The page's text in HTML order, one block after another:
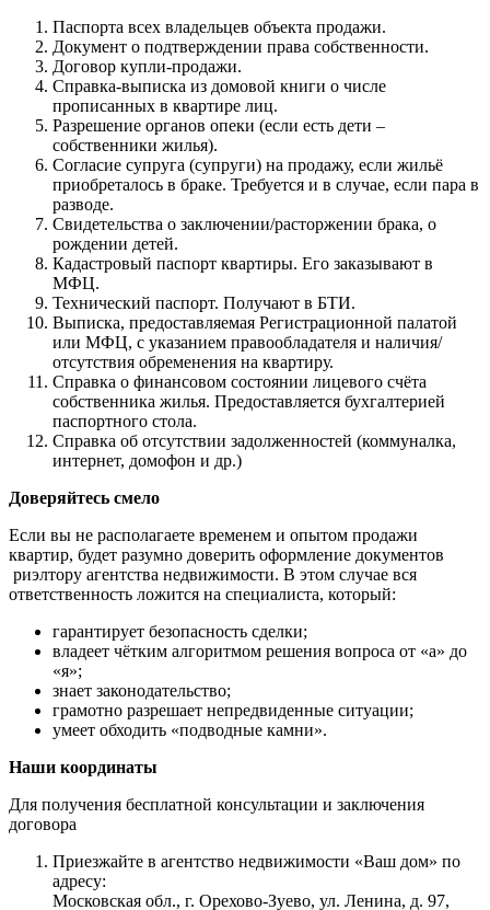
Паспорта всех владельцев объекта продажи.
Документ о подтверждении права собственности.
Договор купли-продажи.
Справка-выписка из домовой книги о числе
прописанных в квартире лиц.
Разрешение органов опеки (если есть дети –
собственники жилья).
Согласие супруга (супруги) на продажу, если жильё
приобреталось в браке. Требуется и в случае, если пара в
разводе.
Свидетельства о заключении/расторжении брака, о
рождении детей.
Кадастровый паспорт квартиры. Его заказывают в
МФЦ.
Технический паспорт. Получают в БТИ.
Выписка, предоставляемая Регистрационной палатой
или МФЦ, с указанием правообладателя и наличия/
отсутствия обременения на квартиру.
Справка о финансовом состоянии лицевого счёта
собственника жилья. Предоставляется бухгалтерией
паспортного стола.
Справка об отсутствии задолженностей (коммуналка,
интернет, домофон и др.)
Доверяйтесь смело
Если вы не располагаете временем и опытом продажи
квартир, будет разумно доверить оформление документов
риэлтору агентства недвижимости. В этом случае вся
ответственность ложится на специалиста, который:
гарантирует безопасность сделки;
владеет чётким алгоритмом решения вопроса от «а» до
«я»;
знает законодательство;
грамотно разрешает непредвиденные ситуации;
умеет обходить «подводные камни».
Наши координаты
Для получения бесплатной консультации и заключения
договора
Приезжайте в агентство недвижимости «Ваш дом» по
адресу:
Московская обл., г. Орехово-Зуево, ул. Ленина, д. 97,